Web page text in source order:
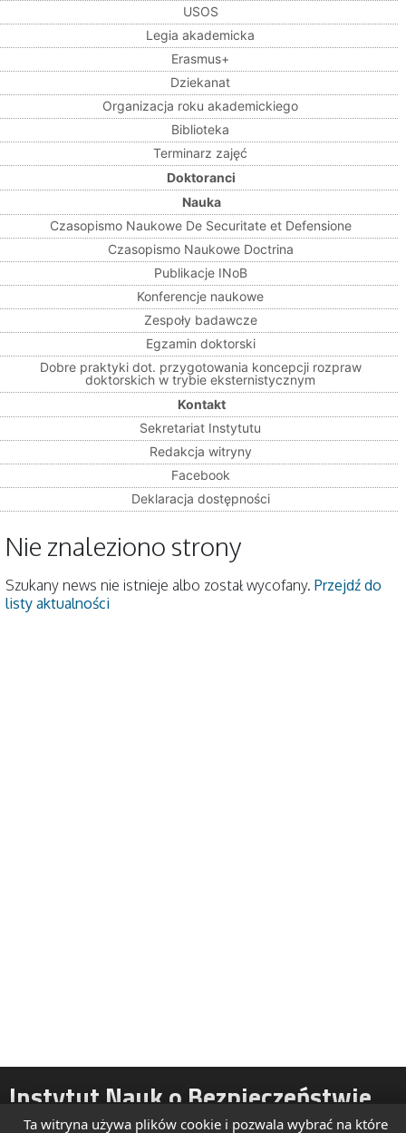
Ta witryna używa plików cookie i pozwala wybrać na które
USOS
Legia akademicka
Erasmus+
Dziekanat
Organizacja roku akademickiego
Biblioteka
Terminarz zajęć
Doktoranci
Nauka
Czasopismo Naukowe De Securitate et Defensione
Czasopismo Naukowe Doctrina
Publikacje INoB
Konferencje naukowe
Zespoły badawcze
Egzamin doktorski
Dobre praktyki dot. przygotowania koncepcji rozpraw
doktorskich w trybie eksternistycznym
Kontakt
Sekretariat Instytutu
Redakcja witryny
Facebook
Deklaracja dostępności
Nie znaleziono strony
Szukany news nie istnieje albo został wycofany. Przejdź do
listy aktualności
Instytut Nauk o Bezpieczeństwie
ul. Żytnia 39